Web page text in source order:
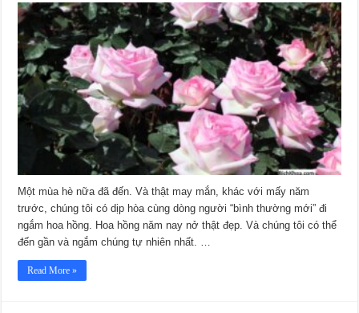
Một mùa hè nữa đã đến. Và thật may mắn, khác với mấy năm
trước, chúng tôi có dịp hòa cùng dòng người “bình thường mới” đi
ngắm hoa hồng. Hoa hồng năm nay nở thật đẹp. Và chúng tôi có thể
đến gần và ngắm chúng tự nhiên nhất. …
Read More »